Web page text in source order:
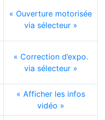
Ouverture motorisée
via sélecteur
Correction d’expo.
via sélecteur
Afficher les infos
vidéo